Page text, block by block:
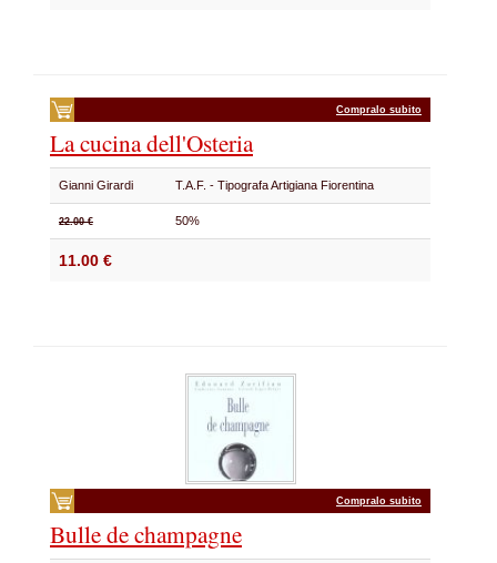
Compralo subito
La cucina dell'Osteria
Gianni Girardi T.A.F. - Tipografa Artigiana Fiorentina
22.00 € 50%
11.00 €
Compralo subito
Bulle de champagne